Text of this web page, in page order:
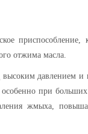
приспособление,
отжима масла.
давлением
при
жмыха,